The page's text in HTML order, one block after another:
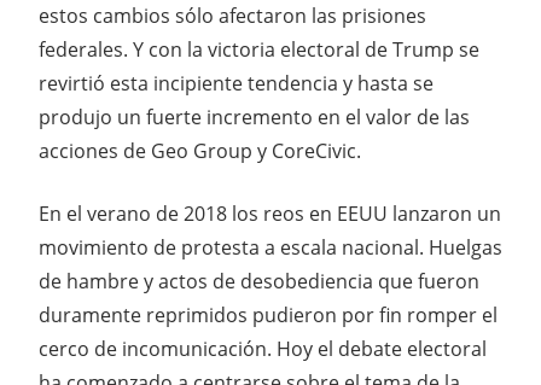
estos cambios sólo afectaron las prisiones
federales. Y con la victoria electoral de Trump se
revirtió esta incipiente tendencia y hasta se
produjo un fuerte incremento en el valor de las
acciones de Geo Group y CoreCivic.
En el verano de 2018 los reos en EEUU lanzaron un
movimiento de protesta a escala nacional. Huelgas
de hambre y actos de desobediencia que fueron
duramente reprimidos pudieron por fin romper el
cerco de incomunicación. Hoy el debate electoral